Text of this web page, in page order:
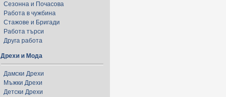
Сезонна и Почасова
Работа в чужбина
Стажове и Бригади
Работа търси
Друга работа
Дрехи и Мода
Дамски Дрехи
Мъжки Дрехи
Детски Дрехи